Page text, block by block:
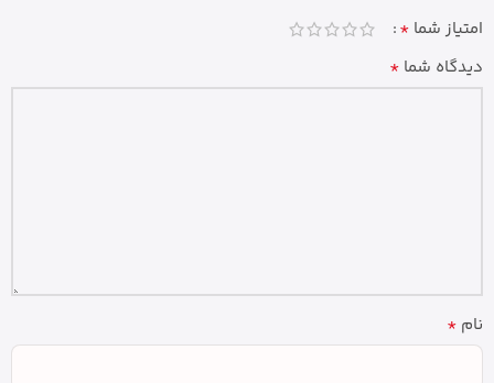
امتیاز شما *
دیدگاه شما *
نام *